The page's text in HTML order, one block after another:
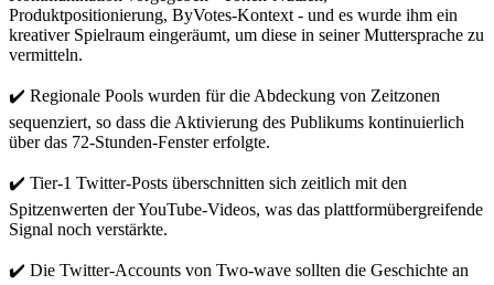
Produktpositionierung, ByVotes-Kontext - und es wurde ihm ein
kreativer Spielraum eingeräumt, um diese in seiner Muttersprache zu
vermitteln.
✔️ Regionale Pools wurden für die Abdeckung von Zeitzonen
sequenziert, so dass die Aktivierung des Publikums kontinuierlich
über das 72-Stunden-Fenster erfolgte.
✔️ Tier-1 Twitter-Posts überschnitten sich zeitlich mit den
Spitzenwerten der YouTube-Videos, was das plattformübergreifende
Signal noch verstärkte.
✔️ Die Twitter-Accounts von Two-wave sollten die Geschichte an